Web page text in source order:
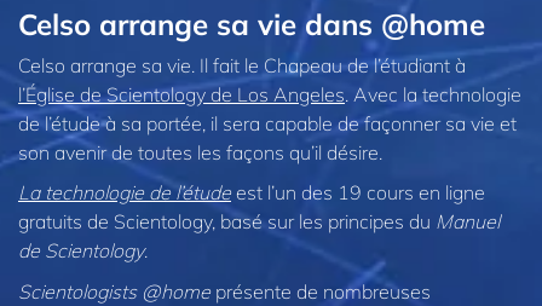
Celso arrange sa vie dans @home
Celso arrange sa vie. Il fait le Chapeau de l’étudiant à
l’Église de Scientology de Los Angeles . Avec la technologie
de l’étude à sa portée, il sera capable de façonner sa vie et
son avenir de toutes les façons qu’il désire.
La technologie de l’étude est l’un des 19 cours en ligne
gratuits de Scientology, basé sur les principes du Manuel
de Scientology.
Scientologists @home présente de nombreuses